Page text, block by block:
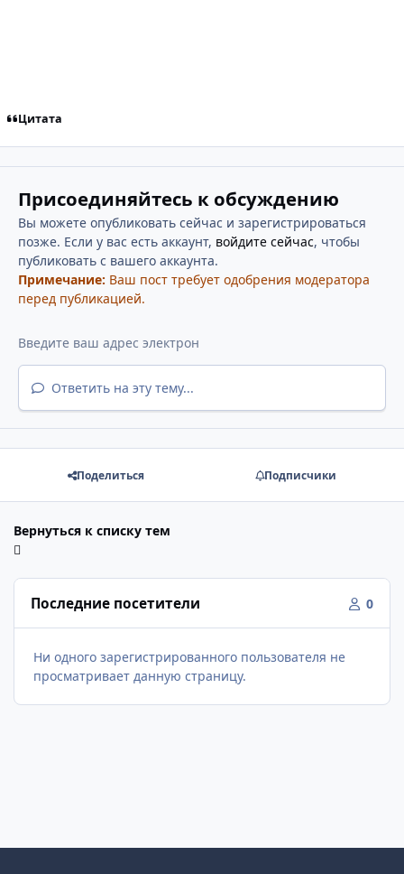
Цитата
Присоединяйтесь к обсуждению
Вы можете опубликовать сейчас и зарегистрироваться
позже. Если у вас есть аккаунт, войдите сейчас, чтобы
публиковать с вашего аккаунта.
Примечание: Ваш пост требует одобрения модератора
перед публикацией.
Ответить на эту тему...
Поделиться Подписчики
Вернуться к списку тем
Последние посетители 0
Ни одного зарегистрированного пользователя не
просматривает данную страницу.